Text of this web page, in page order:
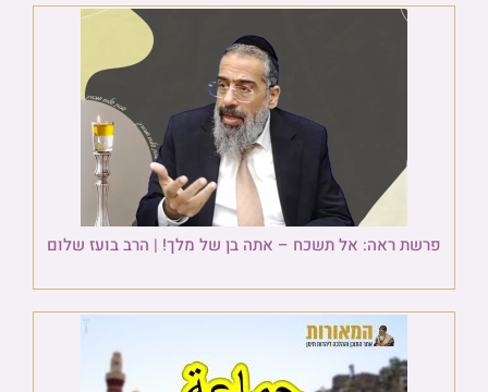
פרשת ראה: אל תשכח – אתה בן של מלך! | הרב בועז שלום